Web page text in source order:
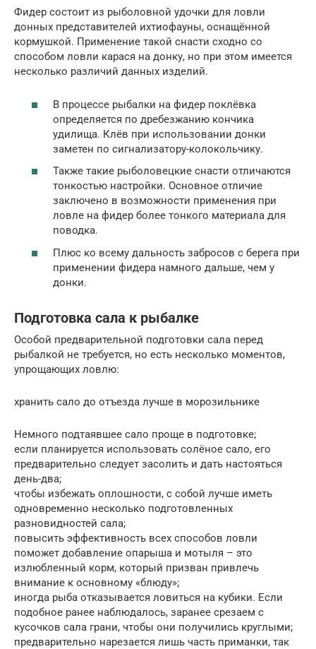
Фидер состоит из рыболовной удочки для ловли
донных представителей ихтиофауны, оснащённой
кормушкой. Применение такой снасти сходно со
способом ловли карася на донку, но при этом имеется
несколько различий данных изделий.
В процессе рыбалки на фидер поклёвка
определяется по дребезжанию кончика
удилища. Клёв при использовании донки
заметен по сигнализатору-колокольчику.
Также такие рыболовецкие снасти отличаются
тонкостью настройки. Основное отличие
заключено в возможности применения при
ловле на фидер более тонкого материала для
поводка.
Плюс ко всему дальность забросов с берега при
применении фидера намного дальше, чем у
донки.
Подготовка сала к рыбалке
Особой предварительной подготовки сала перед
рыбалкой не требуется, но есть несколько моментов,
упрощающих ловлю:
хранить сало до отъезда лучше в морозильнике
Немного подтаявшее сало проще в подготовке;
если планируется использовать солёное сало, его
предварительно следует засолить и дать настояться
день-два;
чтобы избежать оплошности, с собой лучше иметь
одновременно несколько подготовленных
разновидностей сала;
повысить эффективность всех способов ловли
поможет добавление опарыша и мотыля – это
излюбленный корм, который призван привлечь
внимание к основному «блюду»;
иногда рыба отказывается ловиться на кубики. Если
подобное ранее наблюдалось, заранее срезаем с
кусочков сала грани, чтобы они получились круглыми;
предварительно нарезается лишь часть приманки, так